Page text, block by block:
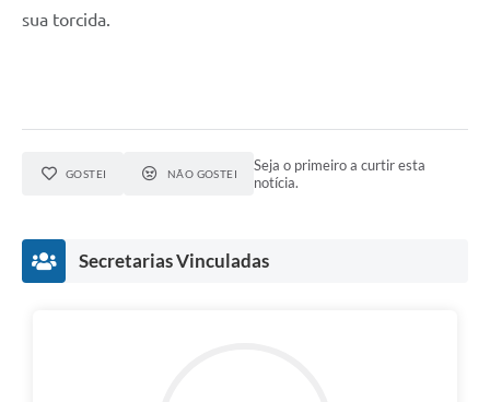
sua torcida.
GOSTEI NÃO GOSTEI
Seja o primeiro a curtir esta
notícia.
Secretarias Vinculadas